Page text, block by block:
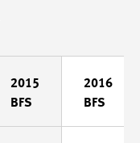
2015
BFS
2016
BFS